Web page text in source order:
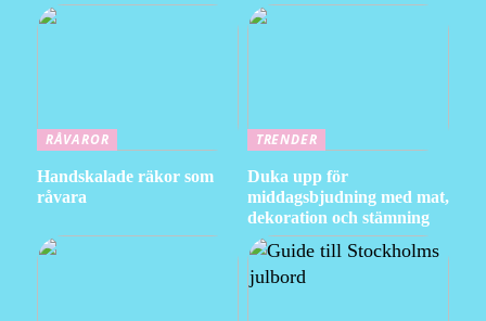
RÅVAROR
Handskalade räkor som
råvara
TRENDER
Duka upp för
middagsbjudning med mat,
dekoration och stämning